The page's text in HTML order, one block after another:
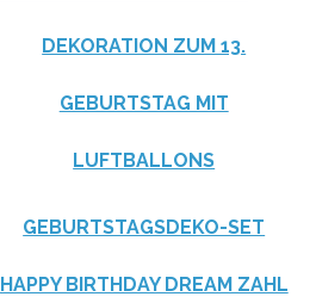
DEKORATION ZUM 13.
GEBURTSTAG MIT
LUFTBALLONS
GEBURTSTAGSDEKO-SET
HAPPY BIRTHDAY DREAM ZAHL